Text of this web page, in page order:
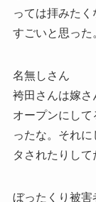
っては拝みた
すごいと思った
名無しさん
袴田さんは嫁さ
オープンにし
ったな。それ
タされたりし
ぼったくり被害